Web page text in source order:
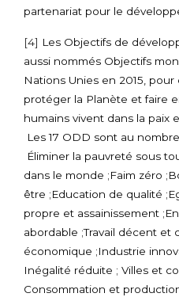
partenariat pour le
[4] Les Objectifs de
aussi nommés Objectifs
Nations Unies en 2015, pour
protéger la Planète et faire
humains vivent dans la paix
Les 17 ODD sont au
Éliminer la pauvreté sous
dans le monde ;Faim zéro
être ;Education de qualité
propre et assainissement
abordable ;Travail décent et
économique ;Industrie
Inégalité réduite ; Villes et
Consommation et